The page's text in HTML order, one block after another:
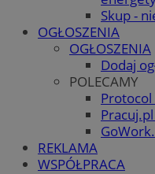
Skup -
OGŁOSZENIA
OGŁOSZENIA
Dodaj
POLECAMY
Protocol
REKLAMA
WSPÓŁPRACA